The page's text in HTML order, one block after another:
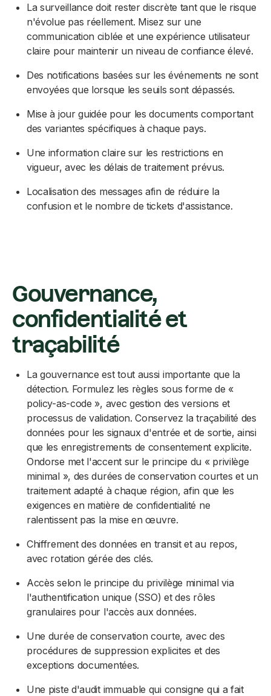
La surveillance doit rester discrète tant que le risque
n'évolue pas réellement. Misez sur une
communication ciblée et une expérience utilisateur
claire pour maintenir un niveau de confiance élevé.
Des notifications basées sur les événements ne sont
envoyées que lorsque les seuils sont dépassés.
Mise à jour guidée pour les documents comportant
des variantes spécifiques à chaque pays.
Une information claire sur les restrictions en
vigueur, avec les délais de traitement prévus.
Localisation des messages afin de réduire la
confusion et le nombre de tickets d'assistance.
Gouvernance,
confidentialité et
traçabilité
La gouvernance est tout aussi importante que la
détection. Formulez les règles sous forme de «
policy-as-code », avec gestion des versions et
processus de validation. Conservez la traçabilité des
données pour les signaux d'entrée et de sortie, ainsi
que les enregistrements de consentement explicite.
Ondorse met l'accent sur le principe du « privilège
minimal », des durées de conservation courtes et un
traitement adapté à chaque région, afin que les
exigences en matière de confidentialité ne
ralentissent pas la mise en œuvre.
Chiffrement des données en transit et au repos,
avec rotation gérée des clés.
Accès selon le principe du privilège minimal via
l'authentification unique (SSO) et des rôles
granulaires pour l'accès aux données.
Une durée de conservation courte, avec des
procédures de suppression explicites et des
exceptions documentées.
Une piste d'audit immuable qui consigne qui a fait